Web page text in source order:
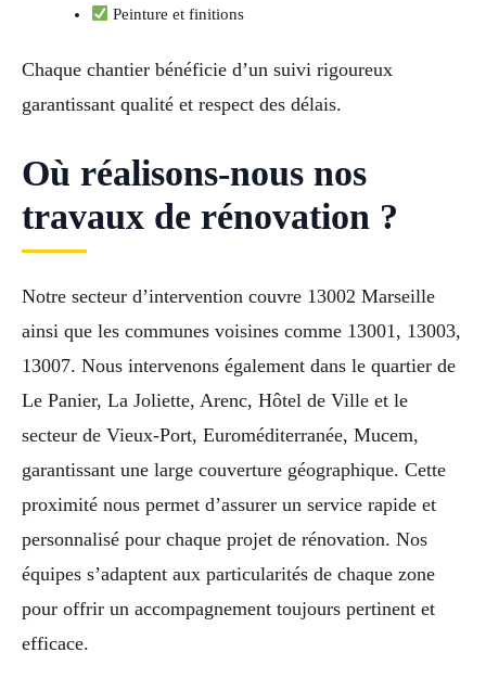
Peinture et finitions
Chaque chantier bénéficie d’un suivi rigoureux
garantissant qualité et respect des délais.
Où réalisons-nous nos
travaux de rénovation ?
Notre secteur d’intervention couvre 13002 Marseille
ainsi que les communes voisines comme 13001, 13003,
13007. Nous intervenons également dans le quartier de
Le Panier, La Joliette, Arenc, Hôtel de Ville et le
secteur de Vieux-Port, Euroméditerranée, Mucem,
garantissant une large couverture géographique. Cette
proximité nous permet d’assurer un service rapide et
personnalisé pour chaque projet de rénovation. Nos
équipes s’adaptent aux particularités de chaque zone
pour offrir un accompagnement toujours pertinent et
efficace.